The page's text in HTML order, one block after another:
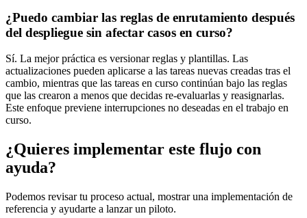
¿Puedo cambiar las reglas de enrutamiento después
del despliegue sin afectar casos en curso?
Sí. La mejor práctica es versionar reglas y plantillas. Las
actualizaciones pueden aplicarse a las tareas nuevas creadas tras el
cambio, mientras que las tareas en curso continúan bajo las reglas
que las crearon a menos que decidas re-evaluarlas y reasignarlas.
Este enfoque previene interrupciones no deseadas en el trabajo en
curso.
¿Quieres implementar este flujo con
ayuda?
Podemos revisar tu proceso actual, mostrar una implementación de
referencia y ayudarte a lanzar un piloto.